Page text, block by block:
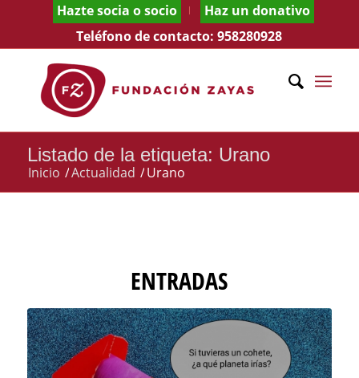
Hazte socia o socio
Haz un donativo
Teléfono de contacto:958280928
Listado de la etiqueta: Urano
Inicio /Actualidad /Urano
ENTRADAS